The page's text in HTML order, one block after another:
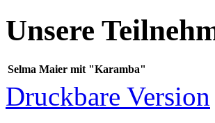
Unsere
Selma Maier mit "Karamba"
Druckbare Version